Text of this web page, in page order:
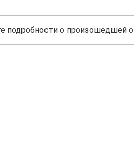
подробности о произошедшей